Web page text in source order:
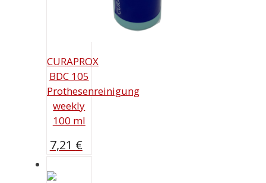
CURAPROX
BDC 105
Prothesenreinigung
weekly
100 ml
7,21 €